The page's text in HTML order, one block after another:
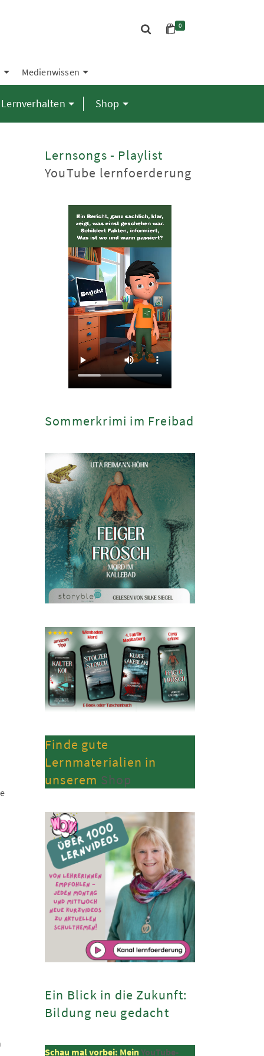
0
Medienwissen
Lernverhalten Shop
Lernsongs - Playlist
YouTube lernfoerderung
Sommerkrimi im Freibad
Finde gute
Lernmaterialien in
unserem Shop
Ein Blick in die Zukunft:
Bildung neu gedacht
Schau mal vorbei: MeinYouTube-